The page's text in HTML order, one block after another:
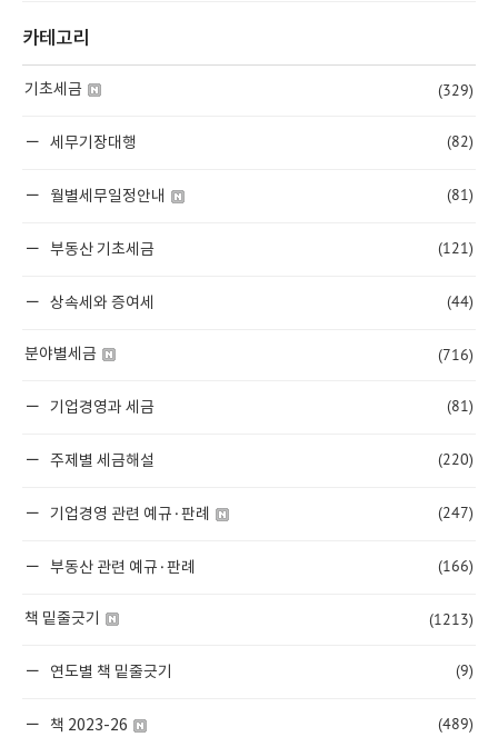
카테고리
기초세금 (329)
세무기장대행 (82)
월별세무일정안내 (81)
부동산 기초세금 (121)
상속세와 증여세 (44)
분야별세금 (716)
기업경영과 세금 (81)
주제별 세금해설 (220)
기업경영 관련 예규·판례 (247)
부동산 관련 예규·판례 (166)
책 밑줄긋기 (1213)
연도별 책 밑줄긋기 (9)
책 2023-26 (489)